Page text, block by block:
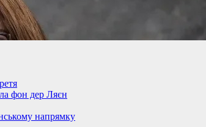
фон дер Ляєн
напрямку